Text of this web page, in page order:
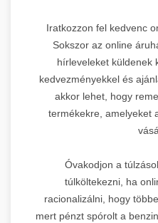
Iratkozzon fel kedvenc
Sokszor az online
hírleveleket küldenek
kedvezményekkel és
akkor lehet, hogy
termékekre, amelyeket
Óvakodjon a
túlköltekezni, ha
racionalizálni, hogy
mert pénzt spórolt a